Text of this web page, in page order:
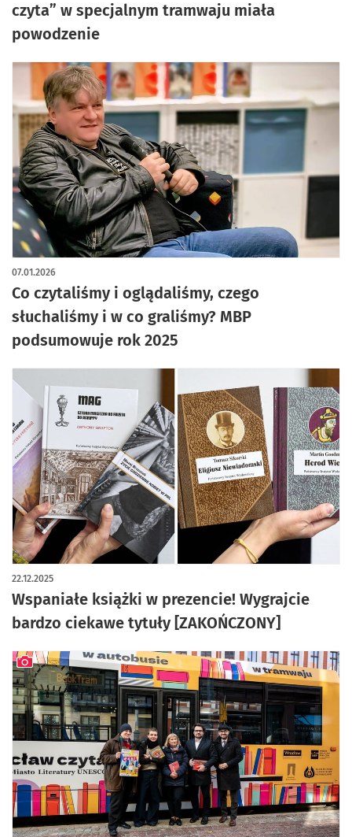
czyta” w specjalnym tramwaju miała
powodzenie
Co czytaliśmy i oglądaliśmy, czego
słuchaliśmy i w co graliśmy? MBP
podsumowuje rok 2025
07.01.2026
Wspaniałe książki w prezencie! Wygrajcie
bardzo ciekawe tytuły [ZAKOŃCZONY]
22.12.2025